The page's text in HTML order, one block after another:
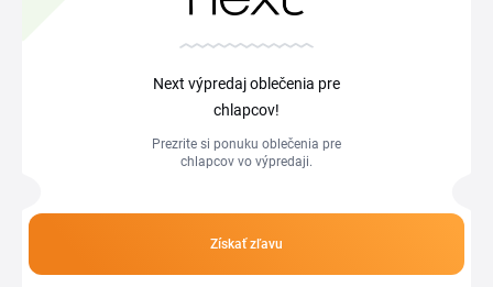
Next výpredaj oblečenia pre
chlapcov!
Prezrite si ponuku oblečenia pre
chlapcov vo výpredaji.
Získať zľavu